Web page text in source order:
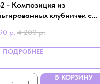
- Композиция из
клубничек с
р. 4 200 р.
ПОДРОБНЕЕ
В КОРЗИНУ